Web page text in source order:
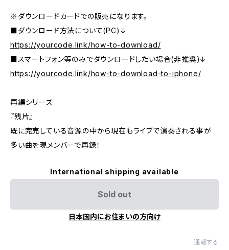
※ダウンロードカードでの販売になります。
■ダウンロード方法について(PC)↓
https://yourcode.link/how-to-download/
■スマートフォン等のみでダウンロードしたい場合(非推奨)↓
https://yourcode.link/how-to-download-to-iphone/
再編シリーズ
『残片』
既に完売している音源の中から現在もライブで演奏される事が
多い曲を現メンバーで再録！
International shipping available
Sold out
日本国内にお住まいの方向け
通報する